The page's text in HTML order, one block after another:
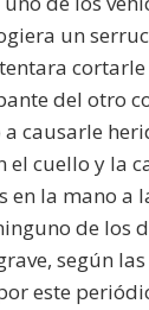
un
cortarle
del otro
causarle
el cuello y la
en la mano a
de los
según
este